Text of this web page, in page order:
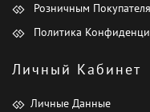
Розничным
Политика
Личный Кабинет
Личные Данные